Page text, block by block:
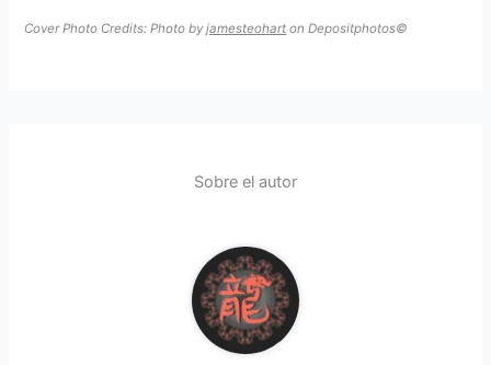
Cover Photo Credits: Photo byjamesteohart on Depositphotos©
Sobre el autor